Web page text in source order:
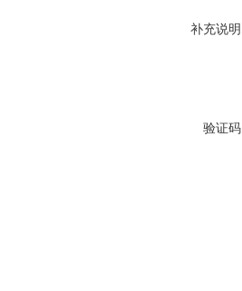
补充说
验证